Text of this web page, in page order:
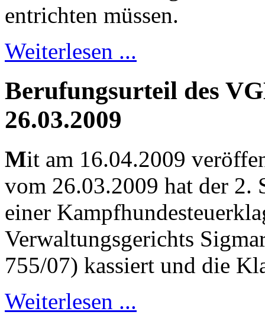
entrichten müssen.
Weiterlesen ...
Berufungsurteil des
26.03.2009
Mit am 16.04.2009
vom 26.03.2009 hat der 2.
einer
Verwaltungsgerichts
755/07) kassiert und die
Weiterlesen ...